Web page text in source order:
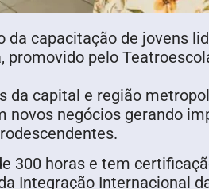
capacitação de jovens
pelo
da capital e região
negócios gerando
300 horas e tem
Integração Internacional